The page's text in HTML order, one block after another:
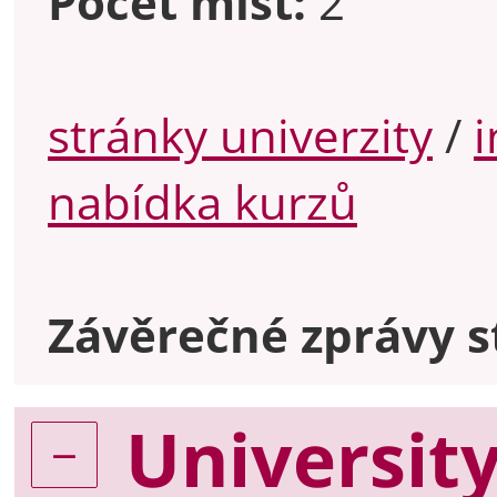
stránky univerzity/
nabídka kurzů
Závěrečné zprávy